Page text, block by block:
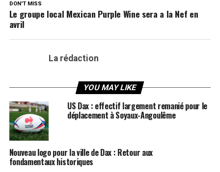
DON'T MISS
Le groupe local Mexican Purple Wine sera a la Nef en
avril
La rédaction
YOU MAY LIKE
US Dax : effectif largement remanié pour le
déplacement à Soyaux-Angoulême
Nouveau logo pour la ville de Dax : Retour aux
fondamentaux historiques